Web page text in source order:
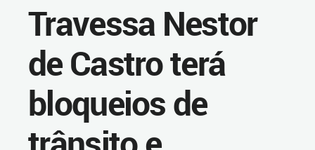
Travessa Nestor
de Castro terá
bloqueios de